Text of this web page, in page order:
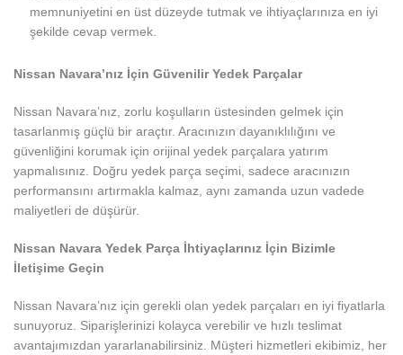
memnuniyetini en üst düzeyde tutmak ve ihtiyaçlarınıza en iyi
şekilde cevap vermek.
Nissan Navara’nız İçin Güvenilir Yedek Parçalar
Nissan Navara’nız, zorlu koşulların üstesinden gelmek için
tasarlanmış güçlü bir araçtır. Aracınızın dayanıklılığını ve
güvenliğini korumak için orijinal yedek parçalara yatırım
yapmalısınız. Doğru yedek parça seçimi, sadece aracınızın
performansını artırmakla kalmaz, aynı zamanda uzun vadede
maliyetleri de düşürür.
Nissan Navara Yedek Parça İhtiyaçlarınız İçin Bizimle
İletişime Geçin
Nissan Navara’nız için gerekli olan yedek parçaları en iyi fiyatlarla
sunuyoruz. Siparişlerinizi kolayca verebilir ve hızlı teslimat
avantajımızdan yararlanabilirsiniz. Müşteri hizmetleri ekibimiz, her